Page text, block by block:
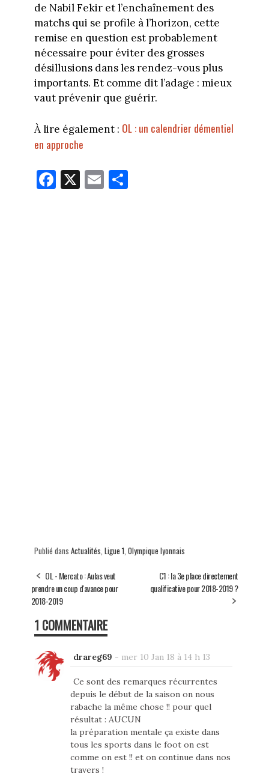
de Nabil Fekir et l’enchaînement des
matchs qui se profile à l’horizon, cette
remise en question est probablement
nécessaire pour éviter des grosses
désillusions dans les rendez-vous plus
importants. Et comme dit l’adage : mieux
vaut prévenir que guérir.
À lire également : OL : un calendrier démentiel
en approche
Fa
ce
X E
m
Pa
Publié dans Actualités, Ligue 1, Olympique lyonnais
OL - Mercato : Aulas veut
prendre un coup d'avance pour
2018-2019
C1 : la 3e place directement
qualificative pour 2018-2019 ?
1 COMMENTAIRE
drareg69 - mer 10 Jan 18 à 14 h 13
Ce sont des remarques récurrentes
depuis le début de la saison on nous
rabache la même chose !! pour quel
résultat : AUCUN
la préparation mentale ça existe dans
tous les sports dans le foot on est
comme on est !! et on continue dans nos
travers !